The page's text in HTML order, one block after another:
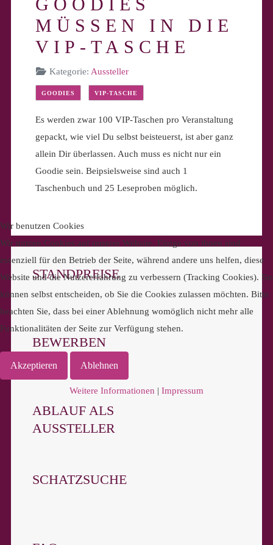
MÜSSEN IN DIE
VIP-TASCHE
Kategorie: Aussteller
GOODIES VIP-TASCHE
Es werden zwar 100 VIP-Taschen pro Veranstaltung
gepackt, wie viel Du selbst beisteuerst, ist aber ganz
allein Dir überlassen. Auch muss es nicht nur ein
Goodie sein. Beipsielsweise sind auch 1
Taschenbuch und 25 Leseproben möglich.
STANDPREISE
BEWERBEN
ABLAUF ALS
AUSSTELLER
SCHATZSUCHE
Wir benutzen Cookies
Wir nutzen Cookies auf unserer Website. Einige von ihnen sind
essenziell für den Betrieb der Seite, während andere uns helfen, diese
Website und die Nutzererfahrung zu verbessern (Tracking Cookies). Sie
können selbst entscheiden, ob Sie die Cookies zulassen möchten. Bitte
beachten Sie, dass bei einer Ablehnung womöglich nicht mehr alle
Funktionalitäten der Seite zur Verfügung stehen.
Akzeptieren Ablehnen
Weitere Informationen | Impressum